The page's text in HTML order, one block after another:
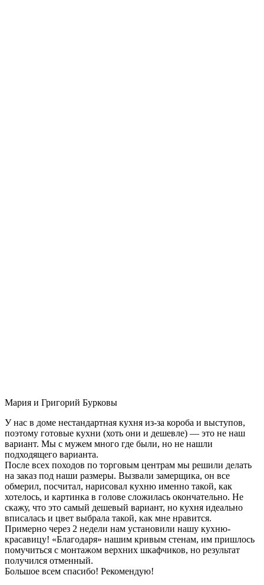
Мария и Григорий Бурковы
У нас в доме нестандартная кухня из-за короба и выступов,
поэтому готовые кухни (хоть они и дешевле) — это не наш
вариант. Мы с мужем много где были, но не нашли
подходящего варианта.
После всех походов по торговым центрам мы решили делать
на заказ под наши размеры. Вызвали замерщика, он все
обмерил, посчитал, нарисовал кухню именно такой, как
хотелось, и картинка в голове сложилась окончательно. Не
скажу, что это самый дешевый вариант, но кухня идеально
вписалась и цвет выбрала такой, как мне нравится.
Примерно через 2 недели нам установили нашу кухню-
красавицу! «Благодаря» нашим кривым стенам, им пришлось
помучиться с монтажом верхних шкафчиков, но результат
получился отменный.
Большое всем спасибо! Рекомендую!